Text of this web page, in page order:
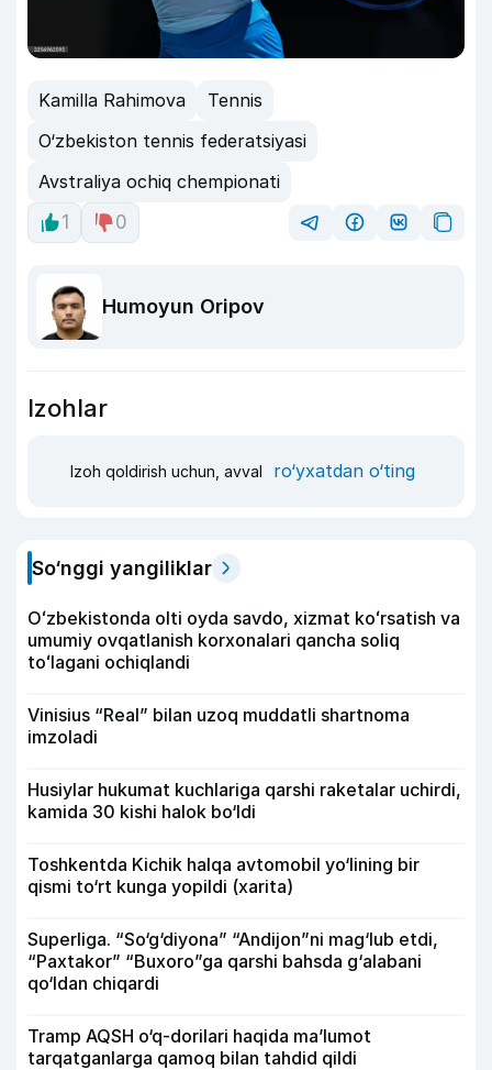
Kamilla Rahimova
Tennis
O‘zbekiston tennis federatsiyasi
Avstraliya ochiq chempionati
1
0
Humoyun Oripov
Izohlar
Izoh qoldirish uchun, avval ro‘yxatdan o‘ting
So‘nggi yangiliklar
Oʻzbekistonda olti oyda savdo, xizmat koʻrsatish va
umumiy ovqatlanish korxonalari qancha soliq
toʻlagani ochiqlandi
Vinisius “Real” bilan uzoq muddatli shartnoma
imzoladi
Husiylar hukumat kuchlariga qarshi raketalar uchirdi,
kamida 30 kishi halok bo‘ldi
Toshkentda Kichik halqa avtomobil yo‘lining bir
qismi to‘rt kunga yopildi (xarita)
Superliga. “So‘g‘diyona” “Andijon”ni mag‘lub etdi,
“Paxtakor” “Buxoro”ga qarshi bahsda g‘alabani
qo‘ldan chiqardi
Tramp AQSH o‘q-dorilari haqida ma’lumot
tarqatganlarga qamoq bilan tahdid qildi